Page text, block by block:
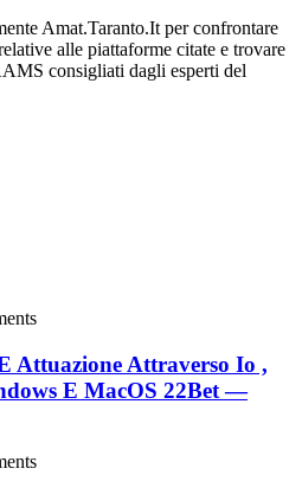
Amat.Taranto.It per confrontare
alle piattaforme citate e trovare
consigliati dagli esperti del
Attuazione Attraverso Io ,
E MacOS 22Bet —